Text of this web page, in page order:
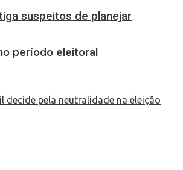
suspeitos de planejar
período eleitoral